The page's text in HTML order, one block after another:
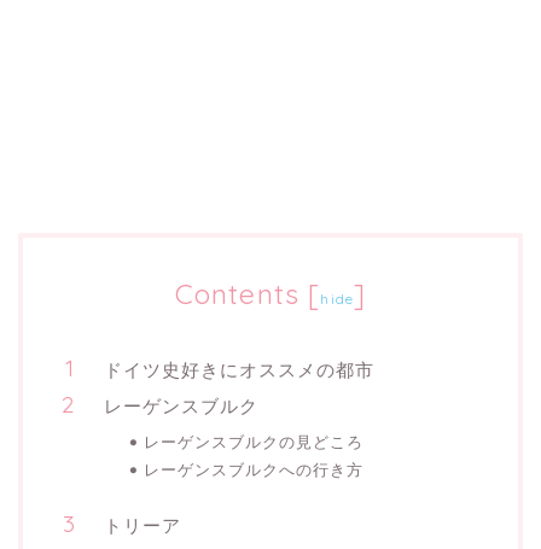
Contents [ hide]
ドイツ史好きにオススメの都市
レーゲンスブルク
レーゲンスブルクの見どころ
レーゲンスブルクへの行き方
トリーア